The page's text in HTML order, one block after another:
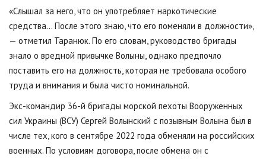
«Слышал за него, что он употребляет наркотические
средства... После этого знаю, что его поменяли в должности»,
— отметил Таранюк. По его словам, руководство бригады
знало о вредной привычке Волыны, однако предпочло
поставить его на должность, которая не требовала особого
труда и внимания и была чисто номинальной.
Экс-командир 36-й бригады морской пехоты Вооруженных
сил Украины (ВСУ) Сергей Волынский с позывным Волына был в
числе тех, кого в сентябре 2022 года обменяли на российских
военных. По условиям договора, после обмена он с